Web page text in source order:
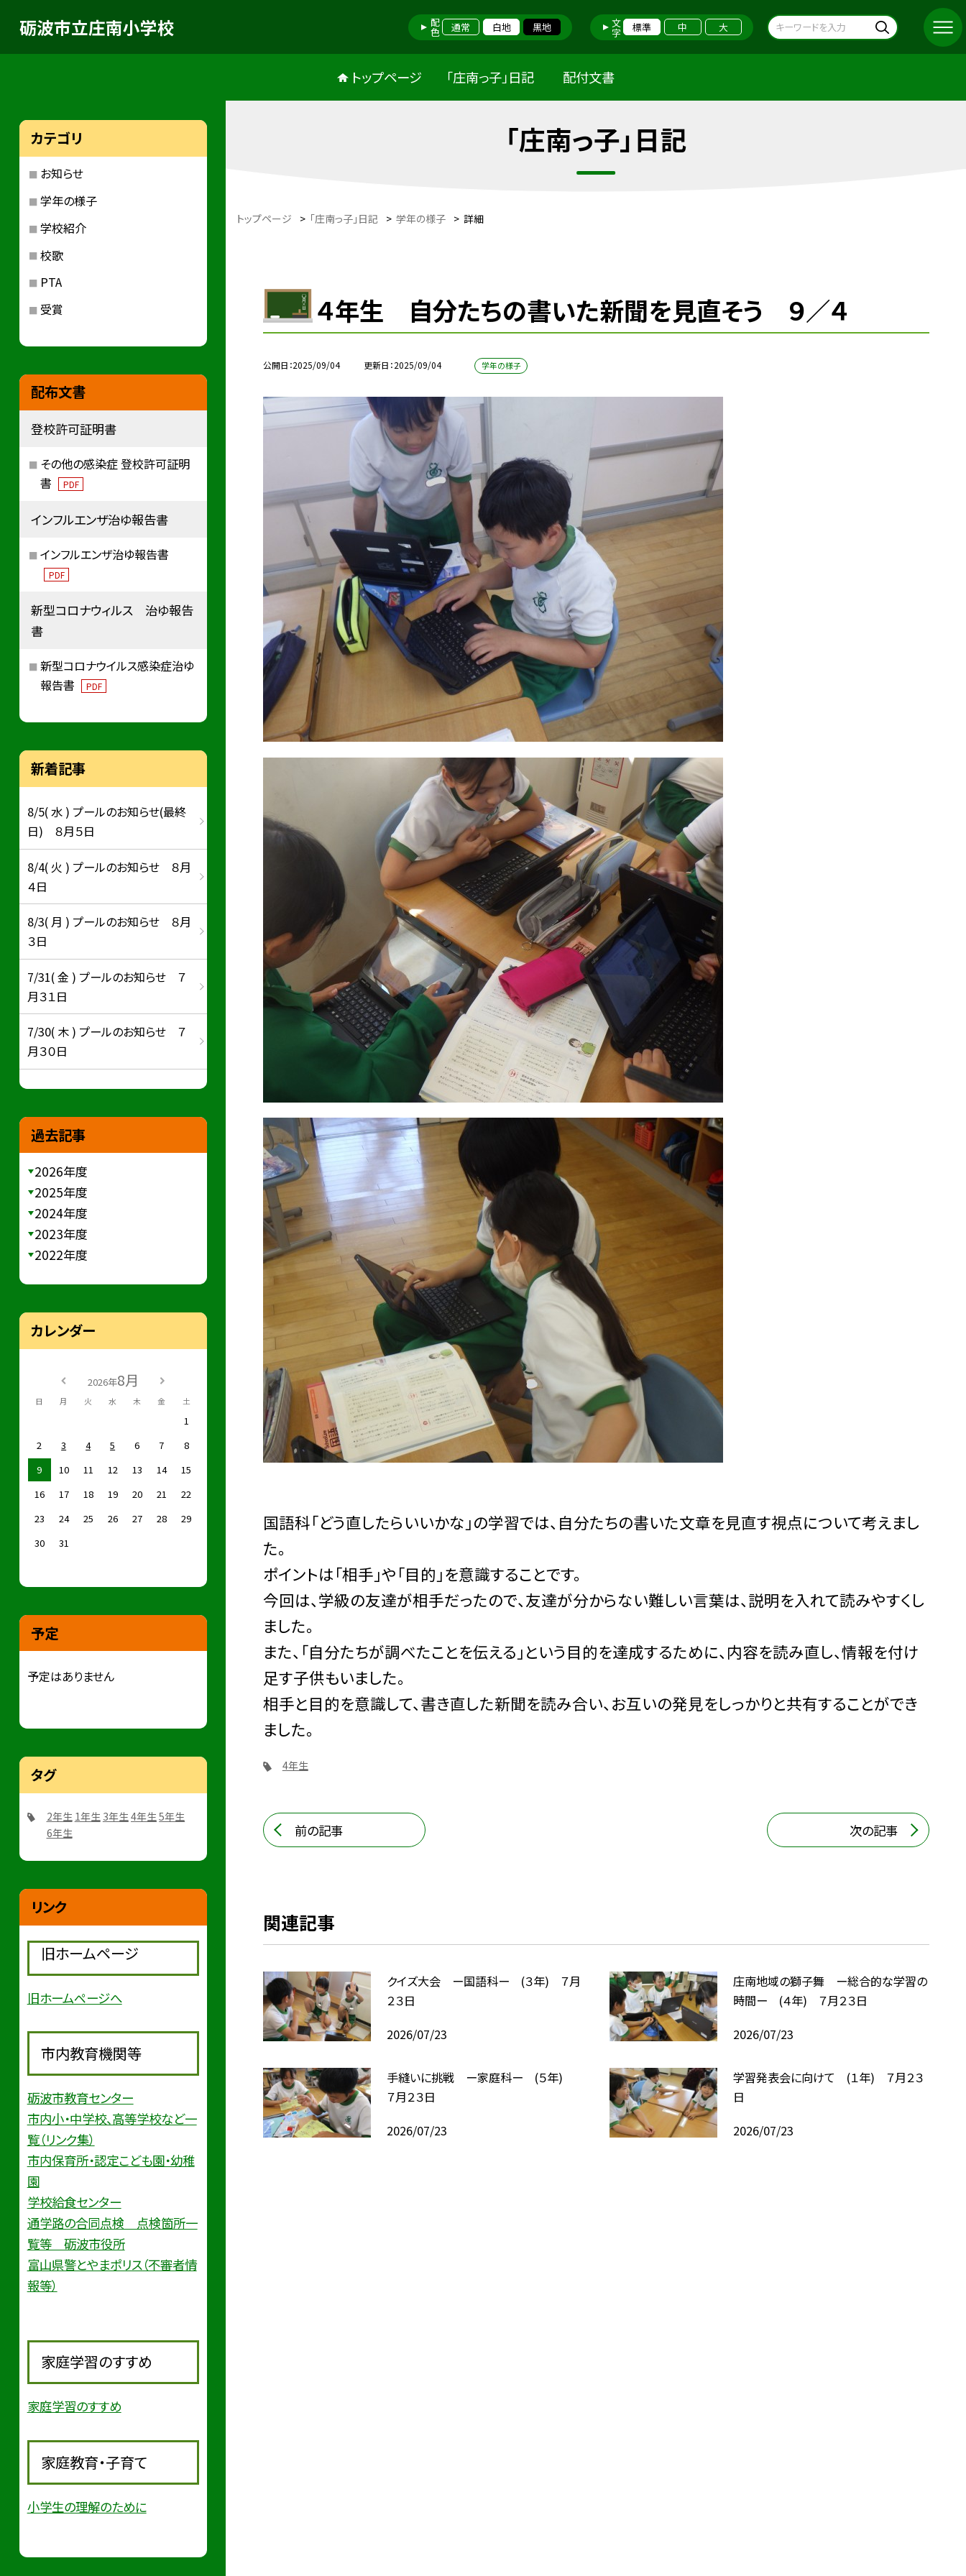
砺波市立庄南小学校 配色 通常 白地 黒地 文字 標準 中 大
トップページ 「庄南っ子」日記 配付文書
「庄南っ子」日記
トップページ > 「庄南っ子」日記 > 学年の様子 > 詳細
４年生 自分たちの書いた新聞を見直そう ９／４
公開日 2025/09/04 更新日 2025/09/04 学年の様子
国語科「どう直したらいいかな」の学習では、自分たちの書いた文章を見直す視点について考えまし
た。
ポイントは「相手」や「目的」を意識することです。
今回は、学級の友達が相手だったので、友達が分からない難しい言葉は、説明を入れて読みやすくし
ました。
また、「自分たちが調べたことを伝える」という目的を達成するために、内容を読み直し、情報を付け
足す子供もいました。
相手と目的を意識して、書き直した新聞を読み合い、お互いの発見をしっかりと共有することができ
ました。
4年生
前の記事 次の記事
関連記事
クイズ大会 ー国語科ー (３年) ７月
２３日
2026/07/23
庄南地域の獅子舞 ー総合的な学習の
時間ー (４年) ７月２３日
2026/07/23
手縫いに挑戦 ー家庭科ー (５年)
７月２３日
2026/07/23
学習発表会に向けて (１年) ７月２３
日
2026/07/23
カテゴリ
お知らせ
学年の様子
学校紹介
校歌
PTA
受賞
配布文書
登校許可証明書
その他の感染症 登校許可証明
書
PDF
インフルエンザ治ゆ報告書
インフルエンザ治ゆ報告書
PDF
新型コロナウィルス 治ゆ報告
書
新型コロナウイルス感染症治ゆ
報告書
PDF
新着記事
8/5( 水 ) プールのお知らせ(最終
日) ８月５日
8/4( 火 ) プールのお知らせ ８月
４日
8/3( 月 ) プールのお知らせ ８月
３日
7/31( 金 ) プールのお知らせ ７
月３１日
7/30( 木 ) プールのお知らせ ７
月３０日
過去記事
2026年度
2025年度
2024年度
2023年度
2022年度
カレンダー
2026年8月
日 月 火 水 木 金 土
1
2
3 4 5 6 7
8
9
10 11 12 13 14
15
16
17 18 19 20 21
22
23
24 25 26 27 28
29
30
31
予定
予定はありません
タグ
2年生 1年生 3年生4年生5年生
6年生
リンク
旧ホームページ
旧ホームページへ
市内教育機関等
砺波市教育センター
市内小・中学校、高等学校など一
覧（リンク集）
市内保育所・認定こども園・幼稚
園
学校給食センター
通学路の合同点検 点検箇所一
覧等 砺波市役所
富山県警とやまポリス（不審者情
報等）
家庭学習のすすめ
家庭学習のすすめ
家庭教育・子育て
小学生の理解のために